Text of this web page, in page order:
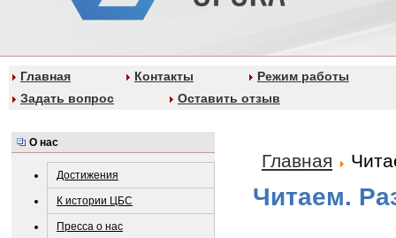
Главная Контакты
Режим работы
Задать вопрос
Оставить отзыв
О нас
Достижения
К истории ЦБС
Пресса о нас
Главная
Читаем.